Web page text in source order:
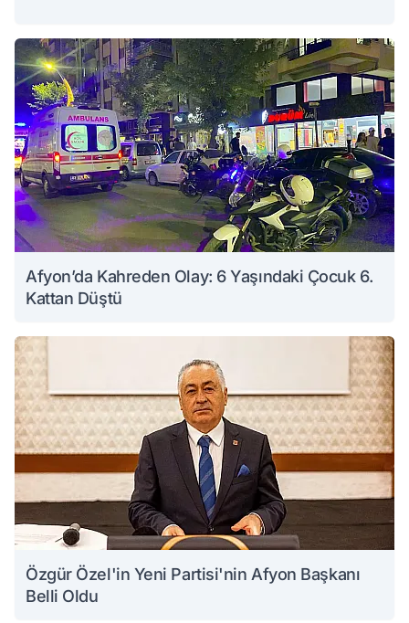
Afyon’da Kahreden Olay: 6 Yaşındaki Çocuk 6.
Kattan Düştü
Özgür Özel'in Yeni Partisi'nin Afyon Başkanı
Belli Oldu